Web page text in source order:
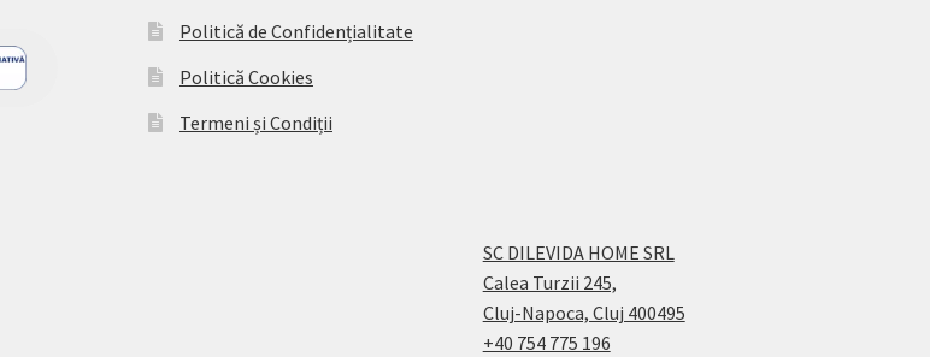
Politică de Confidențialitate
Politică Cookies
Termeni și Condiții
SC DILEVIDA HOME SRL
Calea Turzii 245,
Cluj-Napoca, Cluj 400495
+40 754 775 196